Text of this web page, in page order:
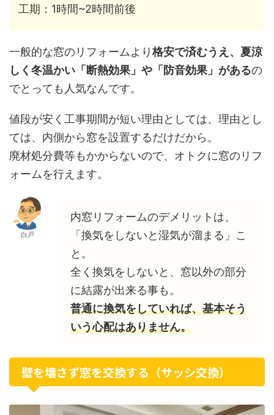
工期：1時間~2時間前後
一般的な窓のリフォームより格安で済むうえ、夏涼
しく冬温かい「断熱効果」や「防音効果」があるの
でとっても人気なんです。
値段が安く工事期間が短い理由としては、理由とし
ては、内側から窓を設置するだけだから。
廃材処分費等もかからないので、オトクに窓のリフ
ォームを行えます。
白戸
内窓リフォームのデメリットは、
「換気をしないと湿気が溜まる」こ
と。
全く換気をしないと、窓以外の部分
に結露が出来る事も。
普通に換気をしていれば、基本そう
いう心配はありません。
壁を壊さず窓を交換する（サッシ交換）